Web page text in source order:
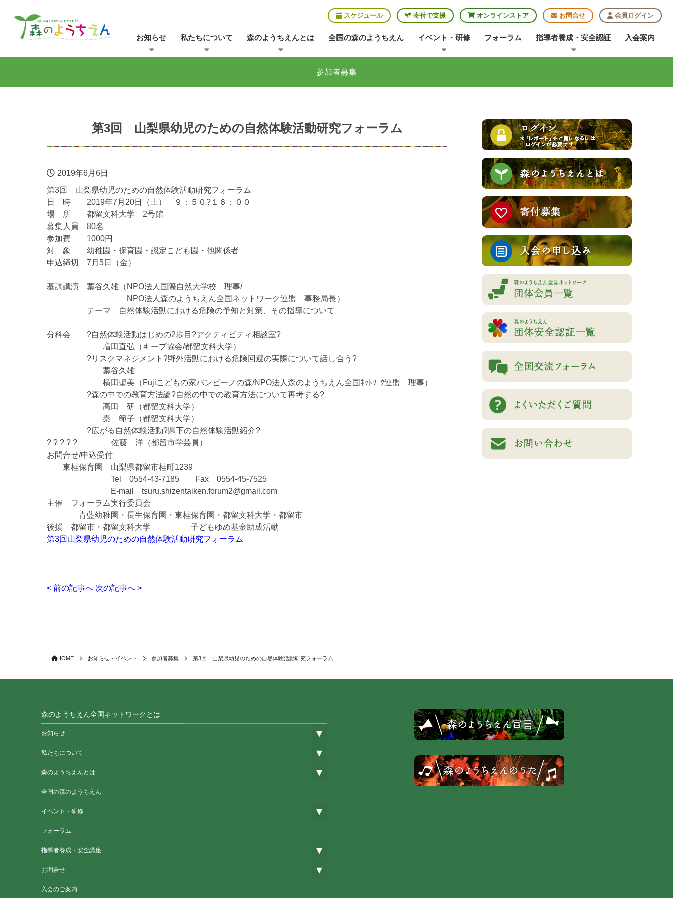
スケジュール 寄付で支援 オンラインストア お問合せ 会員ログイン
お知らせ 私たちについて 森のようちえんとは 全国の森のようちえん イベント・研修 フォーラム 指導者養成・安全認証 入会案内
参加者募集
第3回 山梨県幼児のための自然体験活動研究フォーラム
2019年6月6日
第3回 山梨県幼児のための自然体験活動研究フォーラム
日 時 2019年7月20日（土） ９：５０?１６：００
場 所 都留文科大学 2号館
募集人員 80名
参加費 1000円
対 象 幼稚園・保育園・認定こども園・他関係者
申込締切 7月5日（金）
基調講演 藁谷久雄（NPO法人国際自然大学校 理事/
NPO法人森のようちえん全国ネットワーク連盟 事務局長）
テーマ 自然体験活動における危険の予知と対策、その指導について
分科会 ?自然体験活動はじめの2歩目?アクティビティ相談室?
増田直弘（キープ協会/都留文科大学）
?リスクマネジメント?野外活動における危険回避の実際について話し合う?
藁谷久雄
横田聖美（Fujiこどもの家バンビーノの森/NPO法人森のようちえん全国ﾈｯﾄﾜｰｸ連盟 理事）
?森の中での教育方法論?自然の中での教育方法について再考する?
高田 研（都留文科大学）
秦 範子（都留文科大学）
?広がる自然体験活動?県下の自然体験活動紹介?
? ? ? ? ? 佐藤 洋（都留市学芸員）
お問合せ/申込受付
東桂保育園 山梨県都留市桂町1239
Tel 0554-43-7185 Fax 0554-45-7525
E-mail tsuru.shizentaiken.forum2@gmail.com
主催 フォーラム実行委員会
青藍幼稚園・長生保育園・東桂保育園・都留文科大学・都留市
後援 都留市・都留文科大学 子どもゆめ基金助成活動
第3回山梨県幼児のための自然体験活動研究フォーラム
< 前の記事へ 次の記事へ >
HOME お知らせ・イベント 参加者募集 第3回 山梨県幼児のための自然体験活動研究フォーラム
森のようちえん全国ネットワークとは
お知らせ
私たちについて
森のようちえんとは
全国の森のようちえん
イベント・研修
フォーラム
指導者養成・安全講座
お問合せ
入会のご案内